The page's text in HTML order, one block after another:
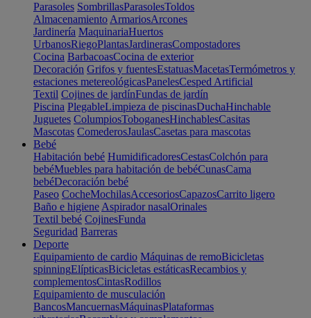
Parasoles SombrillasParasolesToldos
Almacenamiento ArmariosArcones
Jardinería MaquinariaHuertos
UrbanosRiegoPlantasJardinerasCompostadores
Cocina BarbacoasCocina de exterior
Decoración Grifos y fuentesEstatuasMacetasTermómetros y
estaciones metereológicasPanelesCesped Artificial
Textil Cojines de jardínFundas de jardín
Piscina PlegableLimpieza de piscinasDuchaHinchable
Juguetes ColumpiosToboganesHinchablesCasitas
Mascotas ComederosJaulasCasetas para mascotas
Bebé
Habitación bebé HumidificadoresCestasColchón para
bebéMuebles para habitación de bebéCunasCama
bebéDecoración bebé
Paseo CocheMochilasAccesoriosCapazosCarrito ligero
Baño e higiene Aspirador nasalOrinales
Textil bebé CojinesFunda
Seguridad Barreras
Deporte
Equipamiento de cardio Máquinas de remoBicicletas
spinningElípticasBicicletas estáticasRecambios y
complementosCintasRodillos
Equipamiento de musculación
BancosMancuernasMáquinasPlataformas